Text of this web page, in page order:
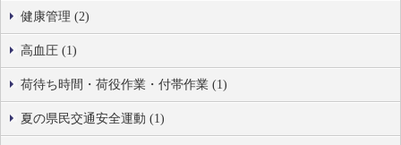
健康管理 (2)
高血圧 (1)
荷待ち時間・荷役作業・付帯作業 (1)
夏の県民交通安全運動 (1)